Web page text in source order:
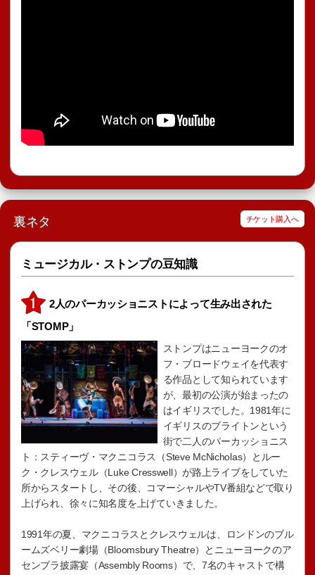
裏ネタ チケット購入へ
ミュージカル・ストンプの豆知識
2人のパーカッショニストによって生み出された
「STOMP」
ストンプはニューヨークのオ
フ・ブロードウェイを代表す
る作品として知られています
が、最初の公演が始まったの
はイギリスでした。1981年に
イギリスのブライトンという
街で二人のパーカッショニス
ト：スティーヴ・マクニコラス（Steve McNicholas）とルー
ク・クレスウェル（Luke Cresswell）が路上ライブをしていた
所からスタートし、その後、コマーシャルやTV番組などで取り
上げられ、徐々に知名度を上げていきました。
1991年の夏、マクニコラスとクレスウェルは、ロンドンのブル
ームズベリー劇場（Bloomsbury Theatre）とニューヨークのア
センブラ披露宴（Assembly Rooms）で、7名のキャストで構